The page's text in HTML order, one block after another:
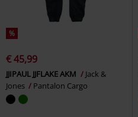
%
€ 45,99
JJIPAUL JJFLAKE AKM
Jack &
Jones
Pantalon Cargo